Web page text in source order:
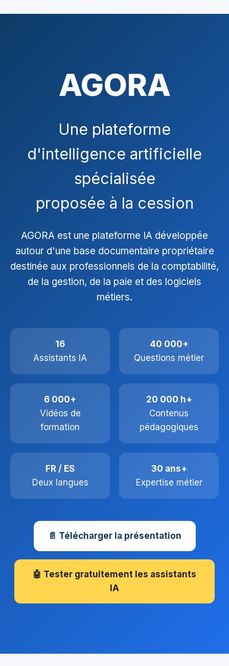
AGORA
Une plateforme
d'intelligence artificielle
spécialisée
proposée à la cession
AGORA est une plateforme IA développée
autour d'une base documentaire propriétaire
destinée aux professionnels de la comptabilité,
de la gestion, de la paie et des logiciels
métiers.
16
Assistants IA
40 000+
Questions métier
6 000+
Vidéos de
formation
20 000 h+
Contenus
pédagogiques
FR / ES
Deux langues
30 ans+
Expertise métier
📄 Télécharger la présentation
🤖 Tester gratuitement les assistants
IA